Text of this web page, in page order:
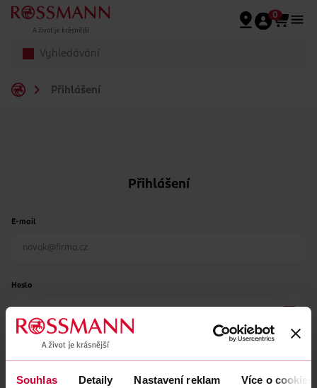
Souhlas Detaily Nastavení reklam Více o cookies
Přeskočit na hlavmní obsah
0
Přihlášení
Přihlášení
E-mail
Heslo
Zapomenuté heslo
PŘIHLÁSIT SE